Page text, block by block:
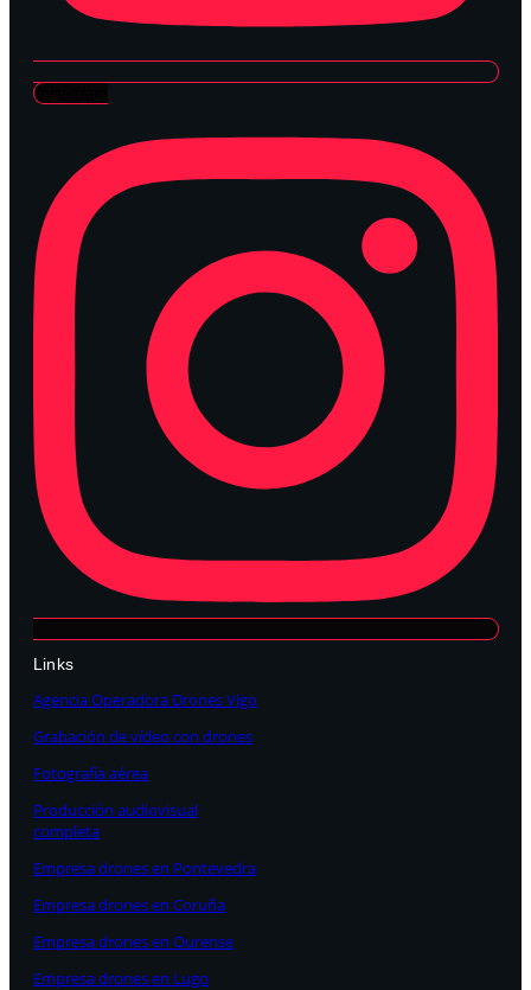
Instagram
Links
Agencia Operadora Drones Vigo
Grabación de vídeo con drones
Fotografía aérea
Producción audiovisual
completa
Empresa drones en Pontevedra
Empresa drones en Coruña
Empresa drones en Ourense
Empresa drones en Lugo